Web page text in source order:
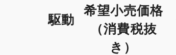
駆動
希望小売価格
（消費税抜
き）